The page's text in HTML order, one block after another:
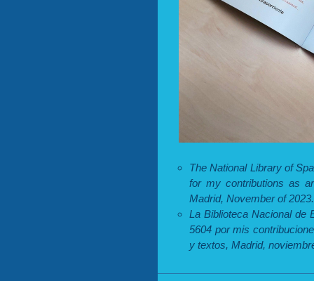
The National Library of
for my contributions as
Madrid, November of 2023.
La Biblioteca Nacional de
5604 por mis
y textos, Madrid,